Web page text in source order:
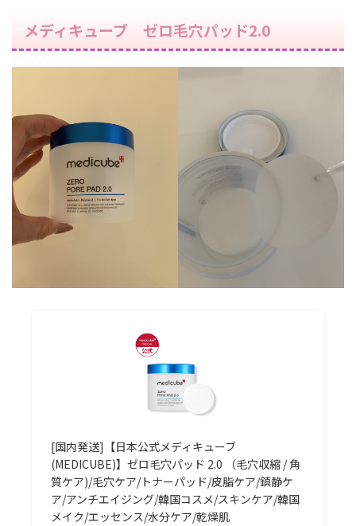
メディキューブ ゼロ毛穴パッド2.0
[国内発送]【日本公式メディキューブ
(MEDICUBE)】ゼロ毛穴パッド 2.0 （毛穴収縮 / 角
質ケア)/毛穴ケア/トナーパッド/皮脂ケア/鎮静ケ
ア/アンチエイジング/韓国コスメ/スキンケア/韓国
メイク/エッセンス/水分ケア/乾燥肌